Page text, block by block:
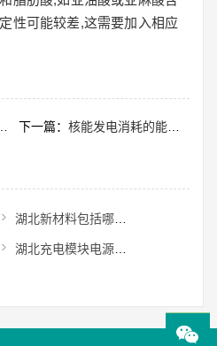
性可能较差,这需要加入相应
下一篇： 核能发电消耗的能量是什么？
湖北新材料包括哪些种类？
湖北充电模块电源连接器有哪些？